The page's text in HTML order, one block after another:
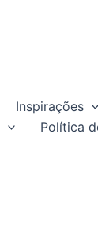
Inspirações
Política